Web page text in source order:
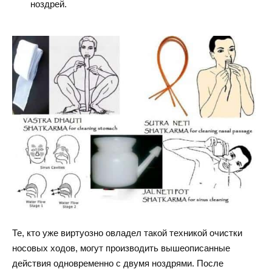
ноздрей.
Те, кто уже виртуозно овладел такой техникой очистки
носовых ходов, могут производить вышеописанные
действия одновременно с двумя ноздрями. После